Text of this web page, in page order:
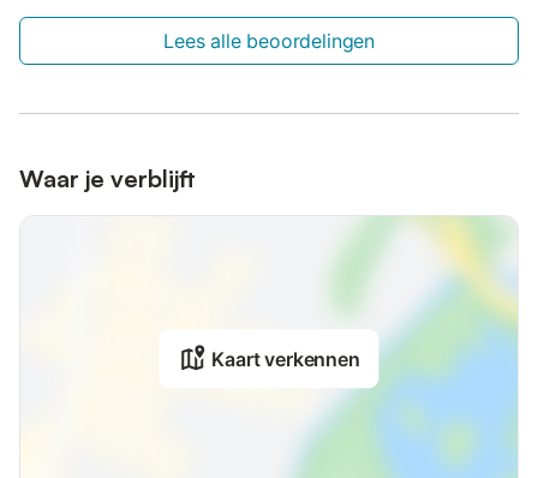
Lees alle beoordelingen
Waar je verblijft
Kaart verkennen